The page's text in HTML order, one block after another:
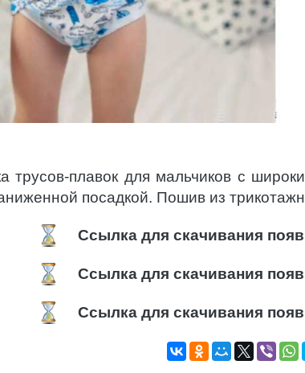
трусов-плавок для мальчиков с
посадкой. Пошив из
Ссылка для скачивания
Ссылка для скачивания
Ссылка для скачивания